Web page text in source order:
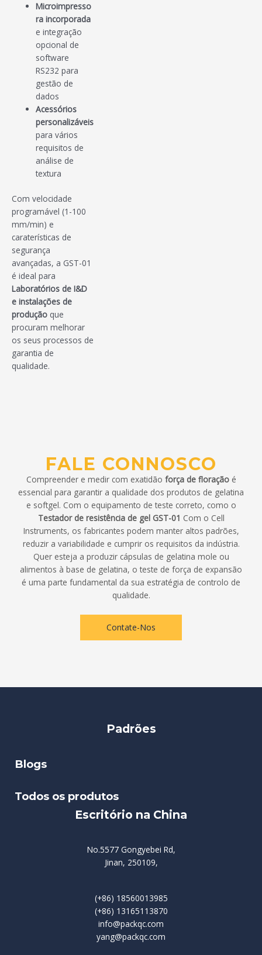
Microimpresso
ra incorporada
e integração
opcional de
software
RS232 para
gestão de
dados
Acessórios
personalizáveis
para vários
requisitos de
análise de
textura
Com velocidade
programável (1-100
mm/min) e
caraterísticas de
segurança
avançadas, a GST-01
é ideal para
Laboratórios de I&D
e instalações de
produção que
procuram melhorar
os seus processos de
garantia de
qualidade.
FALE CONNOSCO
Compreender e medir com exatidão força de floraçãoé
essencial para garantir a qualidade dos produtos de gelatina
e softgel. Com o equipamento de teste correto, como o
Testador de resistência de gel GST-01 Com o Cell
Instruments, os fabricantes podem manter altos padrões,
reduzir a variabilidade e cumprir os requisitos da indústria.
Quer esteja a produzir cápsulas de gelatina mole ou
alimentos à base de gelatina, o teste de força de expansão
é uma parte fundamental da sua estratégia de controlo de
qualidade.
Contate-Nos
Padrões
Blogs
Todos os produtos
Escritório na China
No.5577 Gongyebei Rd,
Jinan, 250109,
(+86) 18560013985
(+86) 13165113870
info@packqc.com
yang@packqc.com